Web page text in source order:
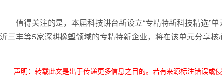
值得关注的是，本届科技讲台新设立“专精特新科技精选”
沂三丰等5家深耕橡塑领域的专精特新企业，将在该单元分享
声明：转载此文是出于传递更多信息之目的。若有来源标注错误或